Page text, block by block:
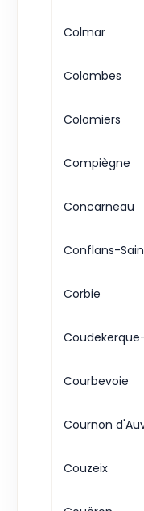
Colmar
Colombes
Colomiers
Compiègne
Concarneau
Conflans-
Corbie
Courbevoie
Cournon
Couzeix